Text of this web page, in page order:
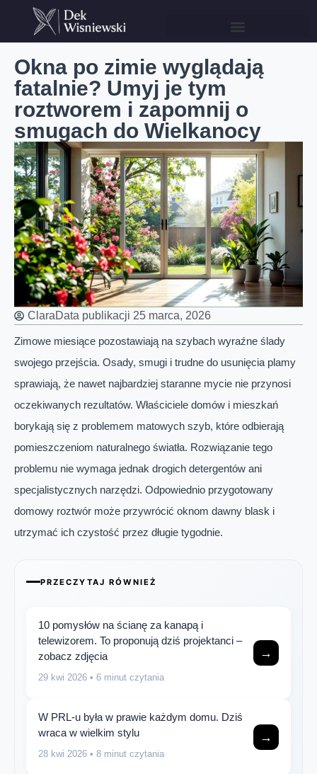
Okna po zimie wyglądają
fatalnie? Umyj je tym
roztworem i zapomnij o
smugach do Wielkanocy
ClaraData publikacji 25 marca, 2026
Zimowe miesiące pozostawiają na szybach wyraźne ślady
swojego przejścia. Osady, smugi i trudne do usunięcia plamy
sprawiają, że nawet najbardziej staranne mycie nie przynosi
oczekiwanych rezultatów. Właściciele domów i mieszkań
borykają się z problemem matowych szyb, które odbierają
pomieszczeniom naturalnego światła. Rozwiązanie tego
problemu nie wymaga jednak drogich detergentów ani
specjalistycznych narzędzi. Odpowiednio przygotowany
domowy roztwór może przywrócić oknom dawny blask i
utrzymać ich czystość przez długie tygodnie.
PRZECZYTAJ RÓWNIEŻ
10 pomysłów na ścianę za kanapą i
telewizorem. To proponują dziś projektanci –
zobacz zdjęcia
29 kwi 2026 • 6 minut czytania
→
W PRL-u była w prawie każdym domu. Dziś
wraca w wielkim stylu
28 kwi 2026 • 8 minut czytania
→